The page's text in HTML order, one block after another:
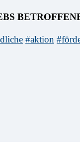
#aktion